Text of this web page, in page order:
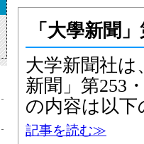
「大學新聞
大学新聞社は
新聞」第253
の内容は以
記事を読む≫